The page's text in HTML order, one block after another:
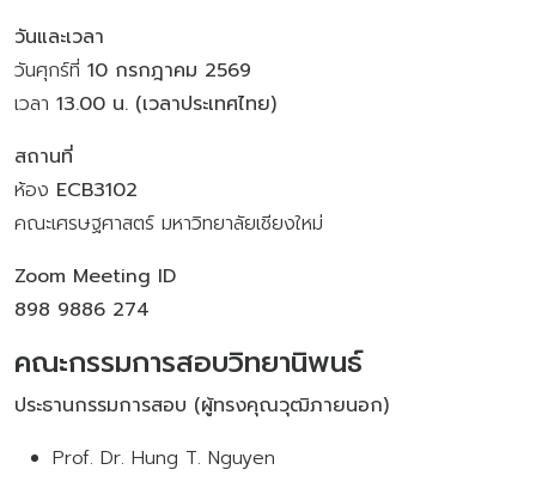
วันและเวลา
วันศุกร์ที่ 10 กรกฎาคม 2569
เวลา 13.00 น. (เวลาประเทศไทย)
สถานที่
ห้อง ECB3102
คณะเศรษฐศาสตร์ มหาวิทยาลัยเชียงใหม่
Zoom Meeting ID
898 9886 274
คณะกรรมการสอบวิทยานิพนธ์
ประธานกรรมการสอบ (ผู้ทรงคุณวุฒิภายนอก)
Prof. Dr. Hung T. Nguyen